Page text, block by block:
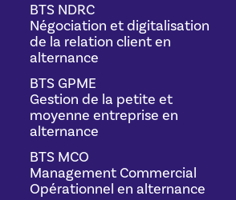
BTS NDRC
Négociation et digitalisation
de la relation client en
alternance
BTS GPME
Gestion de la petite et
moyenne entreprise en
alternance
BTS MCO
Management Commercial
Opérationnel en alternance